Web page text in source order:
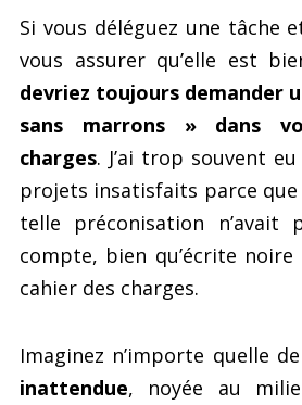
Si vous déléguez une tâche
vous assurer qu’elle est
devriez toujours demander
sans marrons » dans
charges. J’ai trop souvent
projets insatisfaits parce
telle préconisation n’avait
compte, bien qu’écrite
cahier des charges.
Imaginez n’importe quelle
inattendue, noyée au